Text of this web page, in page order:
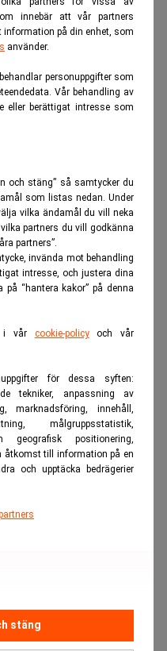
innebär att vår partners
på din enhet, som
använder.
personuppgifter som
Vår behandling av
eller berättigat intresse som
och stäng” så samtycker du
som listas nedan. Under
vilka ändamål du vill neka
partners du vill godkänna
partners”.
invända mot behandling
intresse, och justera dina
“hantera kakor” på denna
i vår cookie-policyoch vår
för dessa syften:
tekniker, anpassning av
marknadsföring, innehåll,
målgruppsstatistik,
geografisk positionering,
åtkomst till information på en
och upptäcka bedrägerier
stäng
så kallade
76 procent i år till
procent nästa år och
marknaden i två
och Meta skulle
vilket i sin tur
att gå i spinn.
på Edmond de
dragit ner
han anser blivit för dyra
och utvalda
utrustningstillverkare,
hälsovård, och köpt